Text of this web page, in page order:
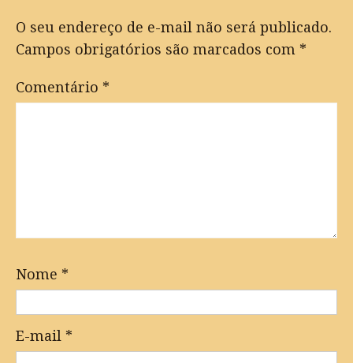
O seu endereço de e-mail não será publicado.
Campos obrigatórios são marcados com *
Comentário *
Nome *
E-mail *